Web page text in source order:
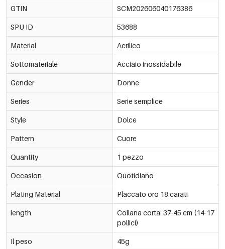
GTIN SCM202606040176386
SPU ID 53688
Material Acrilico
Sottomateriale Acciaio inossidabile
Gender Donne
Series Serie semplice
Style Dolce
Pattern Cuore
Quantity 1 pezzo
Occasion Quotidiano
Plating Material Placcato oro 18 carati
length
Collana corta: 37-45 cm (14-17
pollici)
Il peso 45g